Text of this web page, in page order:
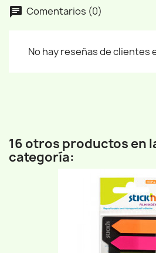
Comentarios (0)
No hay reseñas de clientes
16 otros productos en
categoría: